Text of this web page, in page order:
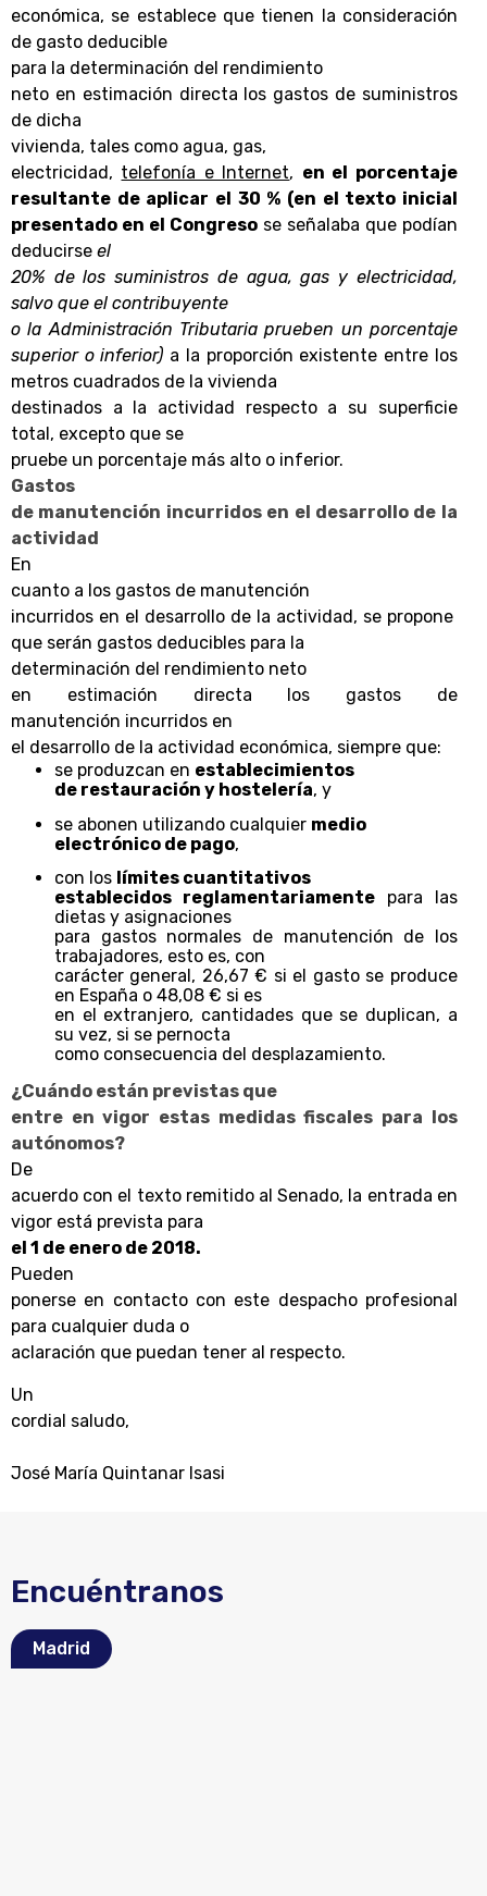
económica, se establece que tienen la consideración
de gasto deducible
para la determinación del rendimiento
neto en estimación directa los gastos de suministros
de dicha
vivienda, tales como agua, gas,
electricidad, telefonía e Internet, en el porcentaje
resultante de aplicar el 30 % (en el texto inicial
presentado en el Congresose señalaba que podían
deducirse el
20% de los suministros de agua, gas y electricidad,
salvo que el contribuyente
o la Administración Tributaria prueben un porcentaje
superior o inferior) a la proporción existente entre los
metros cuadrados de la vivienda
destinados a la actividad respecto a su superficie
total, excepto que se
pruebe un porcentaje más alto o inferior.
Gastos
de manutención incurridos en el desarrollo de la
actividad
En
cuanto a los gastos de manutención
incurridos en el desarrollo de la actividad, se propone
que serán gastos deducibles para la
determinación del rendimiento neto
en estimación directa los gastos de
manutención incurridos en
el desarrollo de la actividad económica, siempre que:
se produzcan en establecimientos
de restauración y hostelería, y
se abonen utilizando cualquier medio
electrónico de pago,
con los límites cuantitativos
establecidos reglamentariamentepara las
dietas y asignaciones
para gastos normales de manutención de los
trabajadores, esto es, con
carácter general, 26,67 € si el gasto se produce
en España o 48,08 € si es
en el extranjero, cantidades que se duplican, a
su vez, si se pernocta
como consecuencia del desplazamiento.
¿Cuándo están previstas que
entre en vigor estas medidas fiscales para los
autónomos?
De
acuerdo con el texto remitido al Senado, la entrada en
vigor está prevista para
el 1 de enero de 2018.
Pueden
ponerse en contacto con este despacho profesional
para cualquier duda o
aclaración que puedan tener al respecto.
Un
cordial saludo,
José María Quintanar Isasi
Encuéntranos
Madrid